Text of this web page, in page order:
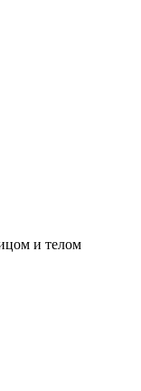
и телом